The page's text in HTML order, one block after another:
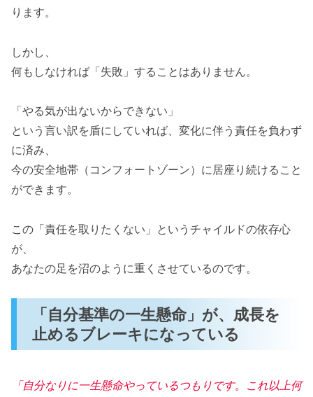
ります。
しかし、
何もしなければ「失敗」することはありません。
「やる気が出ないからできない」
という言い訳を盾にしていれば、変化に伴う責任を負わず
に済み、
今の安全地帯（コンフォートゾーン）に居座り続けること
ができます。
この「責任を取りたくない」というチャイルドの依存心
が、
あなたの足を沼のように重くさせているのです。
「自分基準の一生懸命」が、成長を
止めるブレーキになっている
「自分なりに一生懸命やっているつもりです。これ以上何